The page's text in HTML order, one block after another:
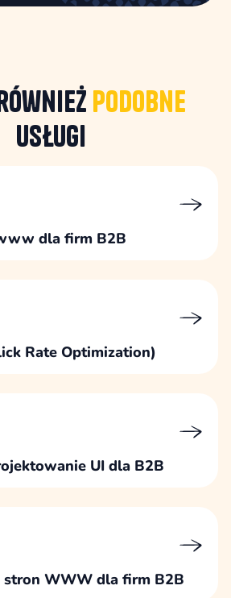
podobne
usługi
dla firm B2B
Rate Optimization)
UI dla B2B
WWW dla firm B2B